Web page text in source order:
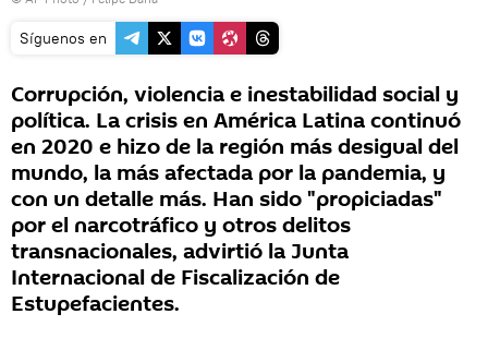
Síguenos en
Corrupción, violencia e inestabilidad social y
política. La crisis en América Latina continuó
en 2020 e hizo de la región más desigual del
mundo, la más afectada por la pandemia, y
con un detalle más. Han sido "propiciadas"
por el narcotráfico y otros delitos
transnacionales, advirtió la Junta
Internacional de Fiscalización de
Estupefacientes.